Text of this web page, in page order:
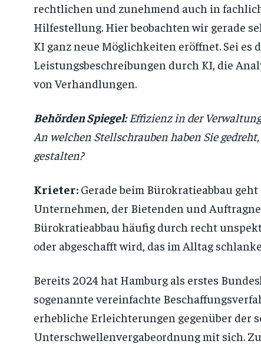
rechtlichen und zunehmend auch in
Hilfestellung. Hier beobachten wir gerade
KI ganz neue Möglichkeiten eröffnet. Sei es
Leistungsbeschreibungen durch KI, die
von Verhandlungen.
Behörden Spiegel:Effizienz in der
An welchen Stellschrauben haben Sie
gestalten?
Krieter:Gerade beim Bürokratieabbau
Unternehmen, der Bietenden und
Bürokratieabbau häufig durch recht
oder abgeschafft wird, das im Alltag
Bereits 2024 hat Hamburg als erstes
sogenannte vereinfachte
erhebliche Erleichterungen gegenüber der
Unterschwellenvergabeordnung mit sich.